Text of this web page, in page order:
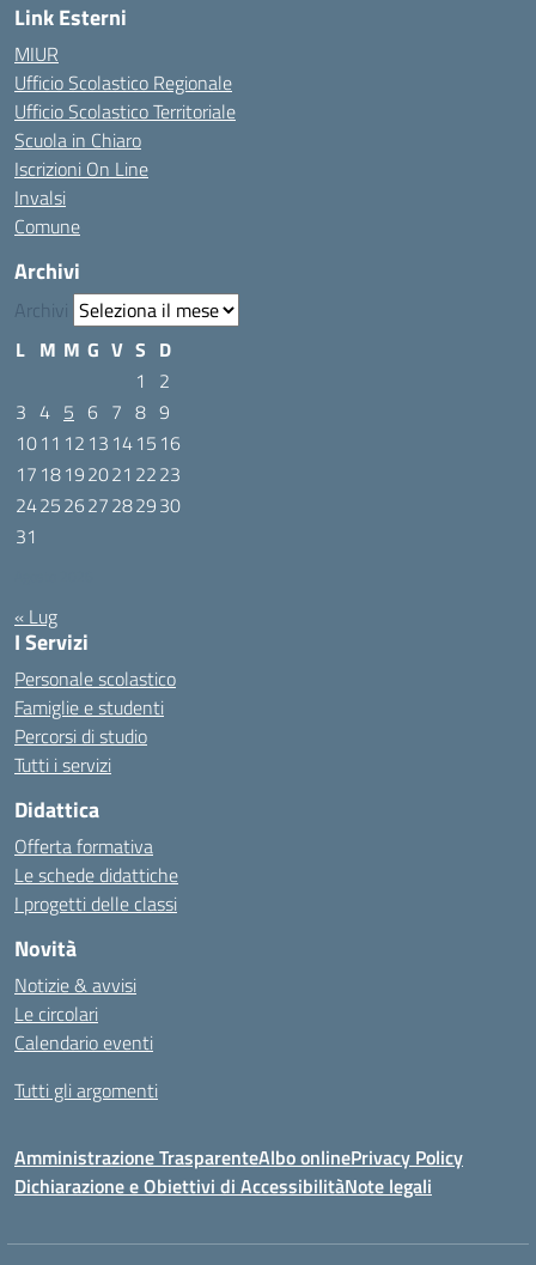
Link Esterni
MIUR
Ufficio Scolastico Regionale
Ufficio Scolastico Territoriale
Scuola in Chiaro
Iscrizioni On Line
Invalsi
Comune
Archivi
Archivi
L M M G V S D
1
2
3 4 5 6 7 8 9
1011 12 13 1415 16
17 18192021 2223
24252627282930
31
« Lug
I Servizi
Personale scolastico
Famiglie e studenti
Percorsi di studio
Tutti i servizi
Didattica
Offerta formativa
Le schede didattiche
I progetti delle classi
Novità
Notizie & avvisi
Le circolari
Calendario eventi
Tutti gli argomenti
Amministrazione TrasparenteAlbo onlinePrivacy Policy
Dichiarazione e Obiettivi di AccessibilitàNote legali